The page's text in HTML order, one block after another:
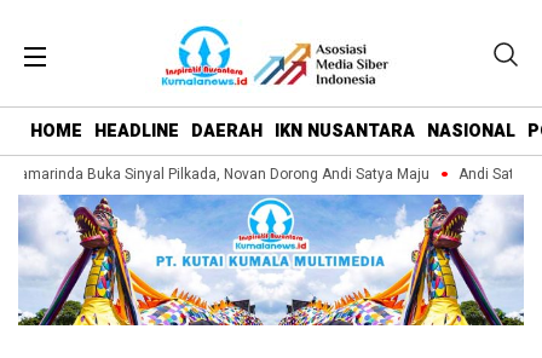
HOME HEADLINE DAERAH IKN NUSANTARA NASIONAL
Buka Sinyal Pilkada, Novan Dorong Andi Satya Maju Andi Satya